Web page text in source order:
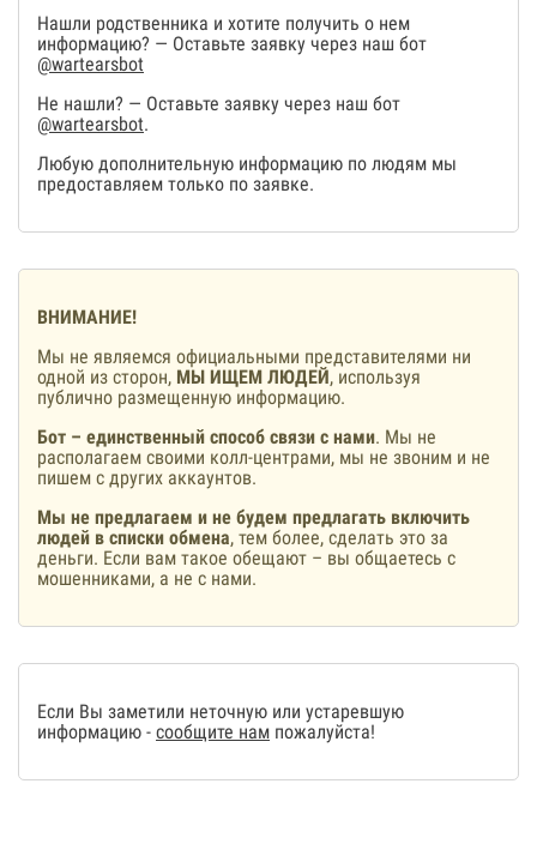
Нашли родственника и хотите получить о нем
информацию? — Оставьте заявку через наш бот
@wartearsbot
Не нашли? — Оставьте заявку через наш бот
@wartearsbot.
Любую дополнительную информацию по людям мы
предоставляем только по заявке.
ВНИМАНИЕ!
Мы не являемся официальными представителями ни
одной из сторон, МЫ ИЩЕМ ЛЮДЕЙ, используя
публично размещенную информацию.
Бот – единственный способ связи с нами. Мы не
располагаем своими колл-центрами, мы не звоним и не
пишем с других аккаунтов.
Мы не предлагаем и не будем предлагать включить
людей в списки обмена, тем более, сделать это за
деньги. Если вам такое обещают – вы общаетесь с
мошенниками, а не с нами.
Если Вы заметили неточную или устаревшую
информацию - сообщите нам пожалуйста!